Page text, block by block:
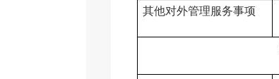
其他对外管理服务事项